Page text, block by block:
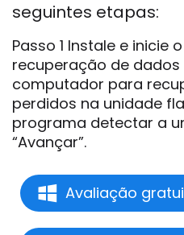
seguintes etapas:
Passo 1 Instale e inicie
recuperação de dados
computador para
perdidos na unidade
programa detectar a
“Avançar”.
Avaliação